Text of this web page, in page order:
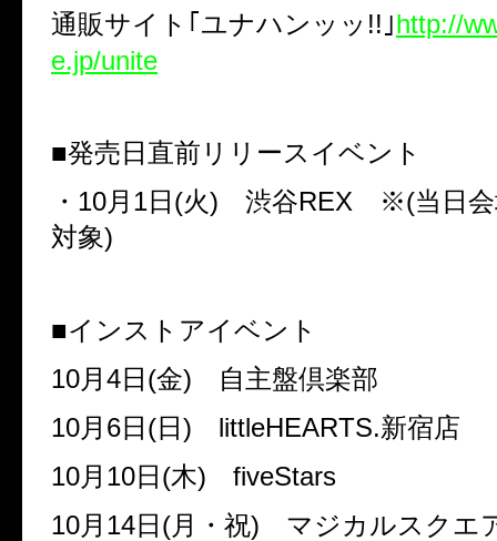
通販サイト｢ユナハンッッ !! ｣http://
e.jp/unite
■発売日直前リリースイベント
・ 10月 1日 (火) 渋谷REX ※(当日
対象)
■インストアイベント
10月 4日 (金) 自主盤倶楽部
10月 6日 (日 ) littleHEARTS.新宿店
10月 10日 (木)
fiveStars
10月 14日 (月・祝) マジカルスクエ